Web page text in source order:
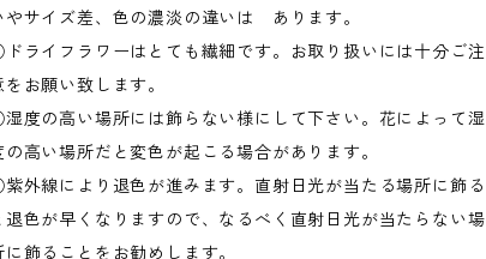
やサイズ差、色の濃淡の違いは あります。
ライフラワーはとても繊細です。お取り扱いには十分ご注
をお願い致します。
度の高い場所には飾らない様にして下さい。花によって湿
の高い場所だと変色が起こる場合があります。
外線により退色が進みます。直射日光が当たる場所に飾る
退色が早くなりますので、なるべく直射日光が当たらない場
に飾ることをお勧めします。